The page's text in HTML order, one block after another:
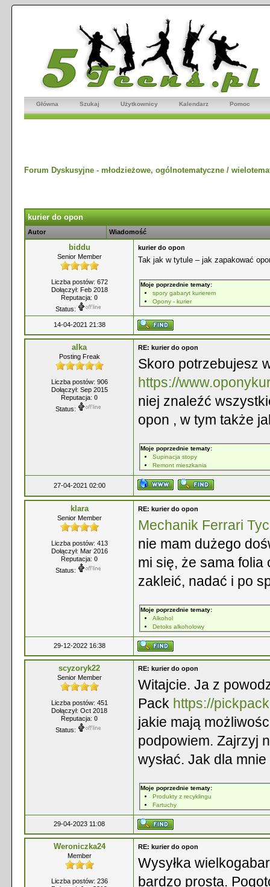
Główna Szukaj Użytkownicy Kalendarz Pomoc
Forum Dyskusyjne - młodzieżowe, ogólnotematyczne /
kurier do opon
Autor Wiadomość
biddu
Senior Member
Liczba postów: 672
Dołączył: Feb 2018
Reputacja: 0
Status:
kurier do opon
Tak jak w tytule – jak zapakować
Moje poprzednie tematy:
spory gabaryt kurierem
Opony - kurier
14-04-2021 21:38
alka
Posting Freak
Liczba postów: 906
Dołączył: Sep 2015
Reputacja: 0
Status:
RE: kurier do opon
Skoro potrzebujesz
https://
niej znaleźć
opon , w tym także
Moje poprzednie tematy:
Supinacja stopy
Remont mieszkania
27-04-2021 02:00
klara
Senior Member
Liczba postów: 413
Dołączył: Mar 2016
Reputacja: 0
Status:
RE: kurier do opon
Mechanik Ferrari
nie mam dużego
mi się, że sama
zakleić, nadać i po
Moje poprzednie tematy:
Alkohol
Detoks alkoholowy
29-12-2022 16:38
scyzoryk22
Senior Member
Liczba postów: 451
Dołączył: Oct 2018
Reputacja: 0
Status:
RE: kurier do opon
Witajcie. Ja z
Pack https://
jakie mają
podpowiem. Zajrzyj
wysłać. Jak dla
Moje poprzednie tematy:
Produkty z recyklingu
Fartuchy
29-04-2023 11:08
Weroniczka24
Member
Liczba postów: 236
RE: kurier do opon
Wysyłka
bardzo prosta.